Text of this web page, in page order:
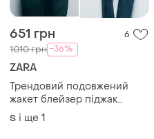
651 грн 6
1010 грн -36%
ZARA
Трендовий подовжений
жакет блейзер піджак
розмір с zara
S і ще 1